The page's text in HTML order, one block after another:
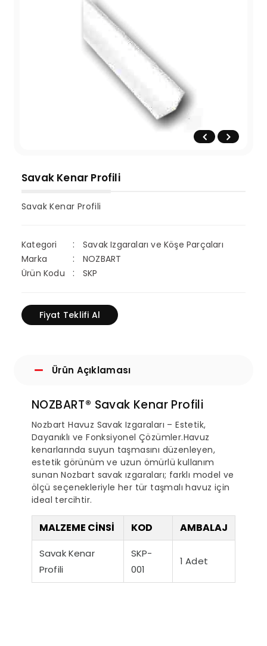
Savak Kenar Profili
Savak Kenar Profili
Kategori
Savak Izgaraları ve Köşe Parçaları
Marka
NOZBART
Ürün Kodu
SKP
Fiyat Teklifi Al
Ürün Açıklaması
NOZBART® Savak Kenar Profili
Nozbart Havuz Savak Izgaraları – Estetik,
Dayanıklı ve Fonksiyonel Çözümler.Havuz
kenarlarında suyun taşmasını düzenleyen,
estetik görünüm ve uzun ömürlü kullanım
sunan Nozbart savak ızgaraları; farklı model ve
ölçü seçenekleriyle her tür taşmalı havuz için
ideal tercihtir.
MALZEME CİNSİ KOD AMBALAJ
Savak Kenar
Profili
SKP-
001
1 Adet